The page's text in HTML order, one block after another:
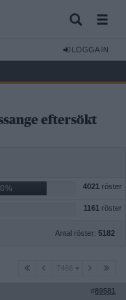
LOGGA IN
eftersökt
4021 röster
1161 röster
Antal röster: 5182
7466 7466
#89581